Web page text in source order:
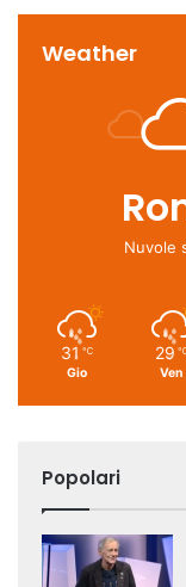
Weather
Nuvole
31 ℃
Gio
29
Ven
Popolari